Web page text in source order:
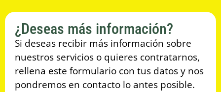
¿Deseas más información?
Si deseas recibir más información sobre
nuestros servicios o quieres contratarnos,
rellena este formulario con tus datos y nos
pondremos en contacto lo antes posible.